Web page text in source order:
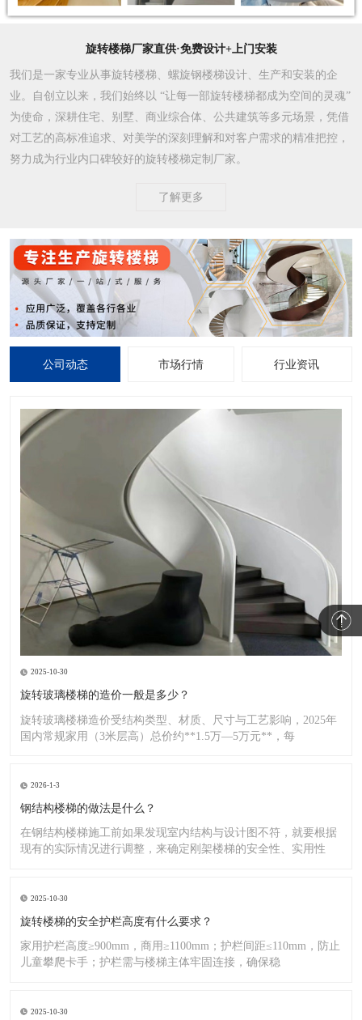
旋转楼梯厂家直供·免费设计+上门安装
我们是一家专业从事旋转楼梯、螺旋钢楼梯设计、生产和安装的企
业。自创立以来，我们始终以 “让每一部旋转楼梯都成为空间的灵魂”
为使命，深耕住宅、别墅、商业综合体、公共建筑等多元场景，凭借
对工艺的高标准追求、对美学的深刻理解和对客户需求的精准把控，
努力成为行业内口碑较好的旋转楼梯定制厂家。​
了解更多
公司动态 市场行情 行业资讯
2025-10-30
旋转玻璃楼梯的造价一般是多少？
旋转玻璃楼梯造价受结构类型、材质、尺寸与工艺影响，2025年
国内常规家用（3米层高）总价约**1.5万—5万元**，每
2026-1-3
钢结构楼梯的做法是什么？
在钢结构楼梯施工前如果发现室内结构与设计图不符，就要根据
现有的实际情况进行调整，来确定刚架楼梯的安全性、实用性
2025-10-30
旋转楼梯的安全护栏高度有什么要求？
家用护栏高度≥900mm，商用≥1100mm；护栏间距≤110mm，防止
儿童攀爬卡手；护栏需与楼梯主体牢固连接，确保稳
2025-10-30